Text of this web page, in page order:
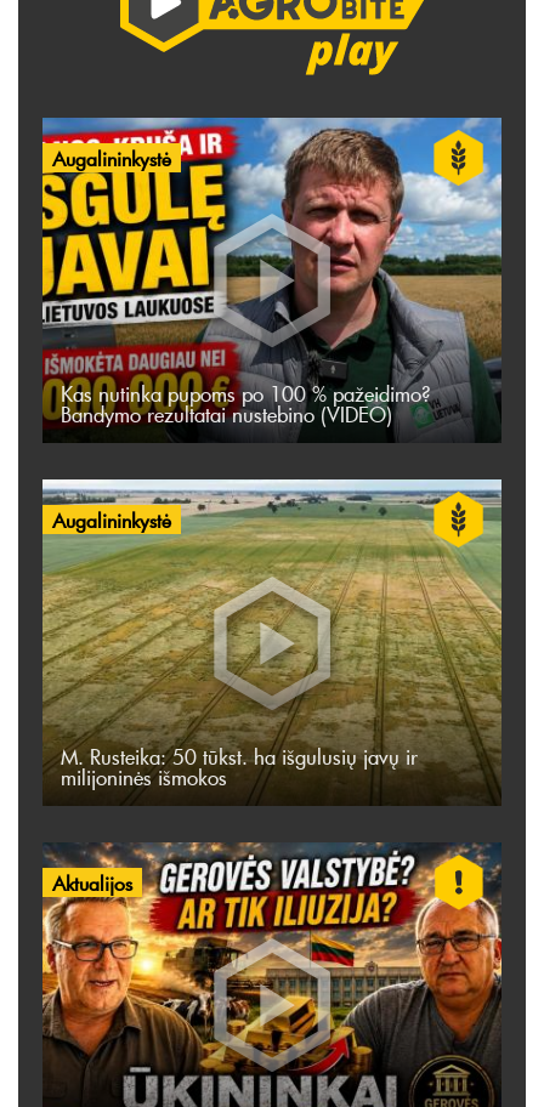
Augalininkystė
Kas nutinka pupoms po 100 % pažeidimo?
Bandymo rezultatai nustebino (VIDEO)
Augalininkystė
M. Rusteika: 50 tūkst. ha išgulusių javų ir
milijoninės išmokos
Aktualijos